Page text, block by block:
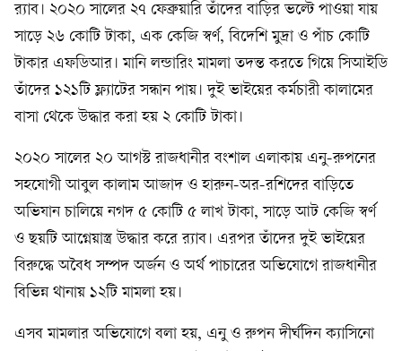
র‍্যাব। ২০২০ সালের ২৭ ফেব্রুয়ারি তাঁদের বাড়ির ভল্টে পাওয়া যায়
সাড়ে ২৬ কোটি টাকা, এক কেজি স্বর্ণ, বিদেশি মুদ্রা ও পাঁচ কোটি
টাকার এফডিআর। মানি লন্ডারিং মামলা তদন্ত করতে গিয়ে সিআইডি
তাঁদের ১২১টি ফ্ল্যাটের সন্ধান পায়। দুই ভাইয়ের কর্মচারী কালামের
বাসা থেকে উদ্ধার করা হয় ২ কোটি টাকা।
২০২০ সালের ২০ আগস্ট রাজধানীর বংশাল এলাকায় এনু-রুপনের
সহযোগী আবুল কালাম আজাদ ও হারুন-অর-রশিদের বাড়িতে
অভিযান চালিয়ে নগদ ৫ কোটি ৫ লাখ টাকা, সাড়ে আট কেজি স্বর্ণ
ও ছয়টি আগ্নেয়াস্ত্র উদ্ধার করে র‍্যাব। এরপর তাঁদের দুই ভাইয়ের
বিরুদ্ধে অবৈধ সম্পদ অর্জন ও অর্থ পাচারের অভিযোগে রাজধানীর
বিভিন্ন থানায় ১২টি মামলা হয়।
এসব মামলার অভিযোগে বলা হয়, এনু ও রুপন দীর্ঘদিন ক্যাসিনো